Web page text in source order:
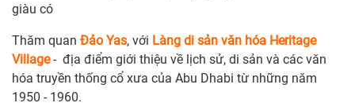
giàu có
Thăm quan Đảo Yas, với Làng di sản văn hóa Heritage
Village- địa điểm giới thiệu về lịch sử, di sản và các văn
hóa truyền thống cổ xưa của Abu Dhabi từ những năm
1950 - 1960.